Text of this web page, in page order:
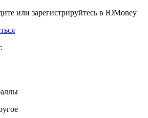
или зарегистрируйтесь в ЮMoney